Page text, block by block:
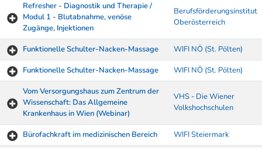
Refresher - Diagnostik und Therapie /
Modul 1 - Blutabnahme, venöse
Zugänge, Injektionen
Berufsförderungsinstitut
Oberösterreich
Funktionelle Schulter-Nacken-Massage
WIFI NÖ (St. Pölten)
Funktionelle Schulter-Nacken-Massage
WIFI NÖ (St. Pölten)
Vom Versorgungshaus zum Zentrum der
Wissenschaft: Das Allgemeine
Krankenhaus in Wien (Webinar)
VHS - Die Wiener
Volkshochschulen
Bürofachkraft im medizinischen Bereich
WIFI Steiermark